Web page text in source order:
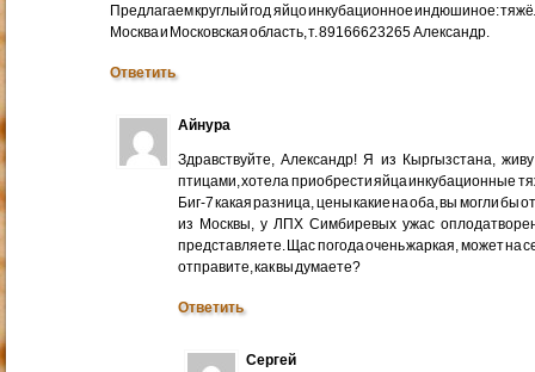
Предлагаем круглый год яйцо инкубационное индюшиное:
Москва и Московская область, т. 89166623265 Александр.
Ответить
Айнура
Здравствуйте, Александр! Я из Кыргызстана,
птицами, хотела приобрести яйца инкубационные
Биг-7 какая разница, цены какие на оба, вы могли бы
из Москвы, у ЛПХ Симбиревых ужас
представляете. Щас погода очень жаркая, может на
отправите, как вы думаете?
Ответить
Сергей